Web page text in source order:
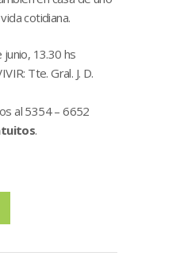
cotidiana.
junio, 13.30 hs
Tte. Gral. J. D.
al 5354 – 6652
.